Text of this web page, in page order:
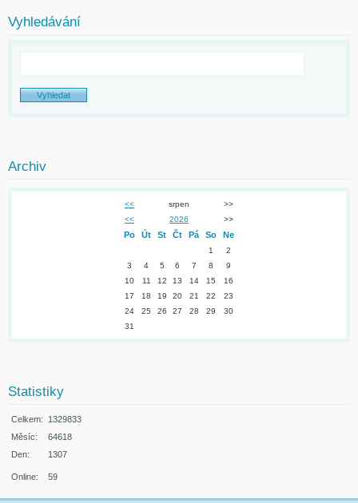
Vyhledávání
Archiv
<< srpen
>>
<<
2026 >>
Po Út St Čt Pá So Ne
1
2
3
4 5 6 7 8
9
10
11 12 13 14 15
16
17
18 19 20 21 22
23
24
25 26 27 28 29
30
31
Statistiky
Online: 59
Celkem:
1329833
Měsíc:
64618
Den:
1307